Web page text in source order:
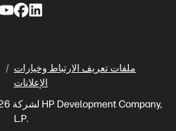
ملفات تعريف الارتباط وخيارات
الإعلانات
L.P.